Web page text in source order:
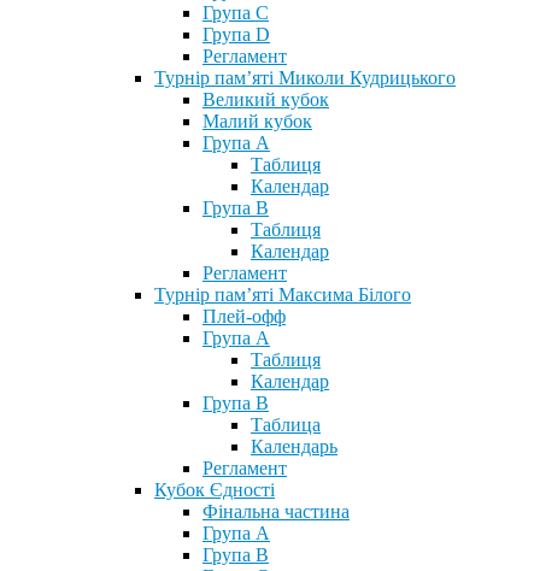
Група С
Група D
Регламент
Турнір пам’яті Миколи Кудрицького
Великий кубок
Малий кубок
Група А
Таблиця
Календар
Група В
Таблиця
Календар
Регламент
Турнір пам’яті Максима Білого
Плей-офф
Група А
Таблиця
Календар
Група В
Таблица
Календарь
Регламент
Кубок Єдності
Фінальна частина
Група А
Група В